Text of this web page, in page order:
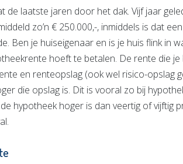
de laatste jaren door het dak. Vijf jaar
zo’n € 250.000,-, inmiddels is dat
Ben je huiseigenaar en is je huis flink in
hoeft te betalen. De rente die
en renteopslag (ook wel risico-opslag
die opslag is. Dit is vooral zo bij
hypotheek hoger is dan veertig of vijftig